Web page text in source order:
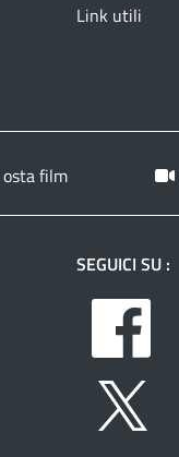
Link utili
film
SEGUICI SU :